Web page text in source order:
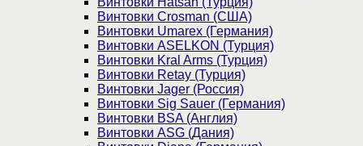
Винтовки Crosman (США)
Винтовки Umarex (Германия)
Винтовки ASELKON (Турция)
Винтовки Kral Arms (Турция)
Винтовки Retay (Турция)
Винтовки Jager (Россия)
Винтовки Sig Sauer (Германия)
Винтовки BSA (Англия)
Винтовки ASG (Дания)